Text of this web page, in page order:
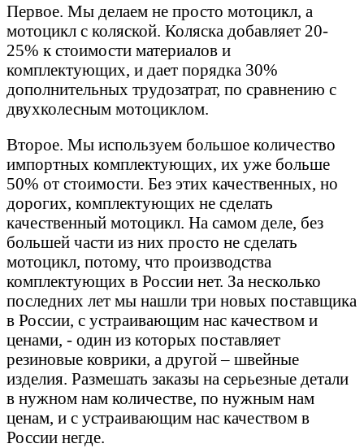
Первое. Мы делаем не просто мотоцикл, а
мотоцикл с коляской. Коляска добавляет 20-
25% к стоимости материалов и
комплектующих, и дает порядка 30%
дополнительных трудозатрат, по сравнению с
двухколесным мотоциклом.
Второе. Мы используем большое количество
импортных комплектующих, их уже больше
50% от стоимости. Без этих качественных, но
дорогих, комплектующих не сделать
качественный мотоцикл. На самом деле, без
большей части из них просто не сделать
мотоцикл, потому, что производства
комплектующих в России нет. За несколько
последних лет мы нашли три новых поставщика
в России, с устраивающим нас качеством и
ценами, - один из которых поставляет
резиновые коврики, а другой – швейные
изделия. Размешать заказы на серьезные детали
в нужном нам количестве, по нужным нам
ценам, и с устраивающим нас качеством в
России негде.